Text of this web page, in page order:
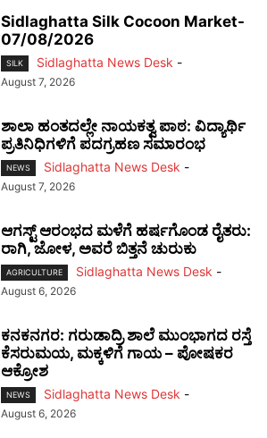
Sidlaghatta Silk Cocoon Market-
07/08/2026
SILK Sidlaghatta News Desk -
August 7, 2026
ಶಾಲಾ ಹಂತದಲ್ಲೇ ನಾಯಕತ್ವ ಪಾಠ: ವಿದ್ಯಾರ್ಥಿ
ಪ್ರತಿನಿಧಿಗಳಿಗೆ ಪದಗ್ರಹಣ ಸಮಾರಂಭ
NEWS Sidlaghatta News Desk -
August 7, 2026
ಆಗಸ್ಟ್ ಆರಂಭದ ಮಳೆಗೆ ಹರ್ಷಗೊಂಡ ರೈತರು:
ರಾಗಿ, ಜೋಳ, ಅವರೆ ಬಿತ್ತನೆ ಚುರುಕು
AGRICULTURE Sidlaghatta News Desk -
August 6, 2026
ಕನಕನಗರ: ಗರುಡಾದ್ರಿ ಶಾಲೆ ಮುಂಭಾಗದ ರಸ್ತೆ
ಕೆಸರುಮಯ, ಮಕ್ಕಳಿಗೆ ಗಾಯ – ಪೋಷಕರ
ಆಕ್ರೋಶ
NEWS Sidlaghatta News Desk -
August 6, 2026